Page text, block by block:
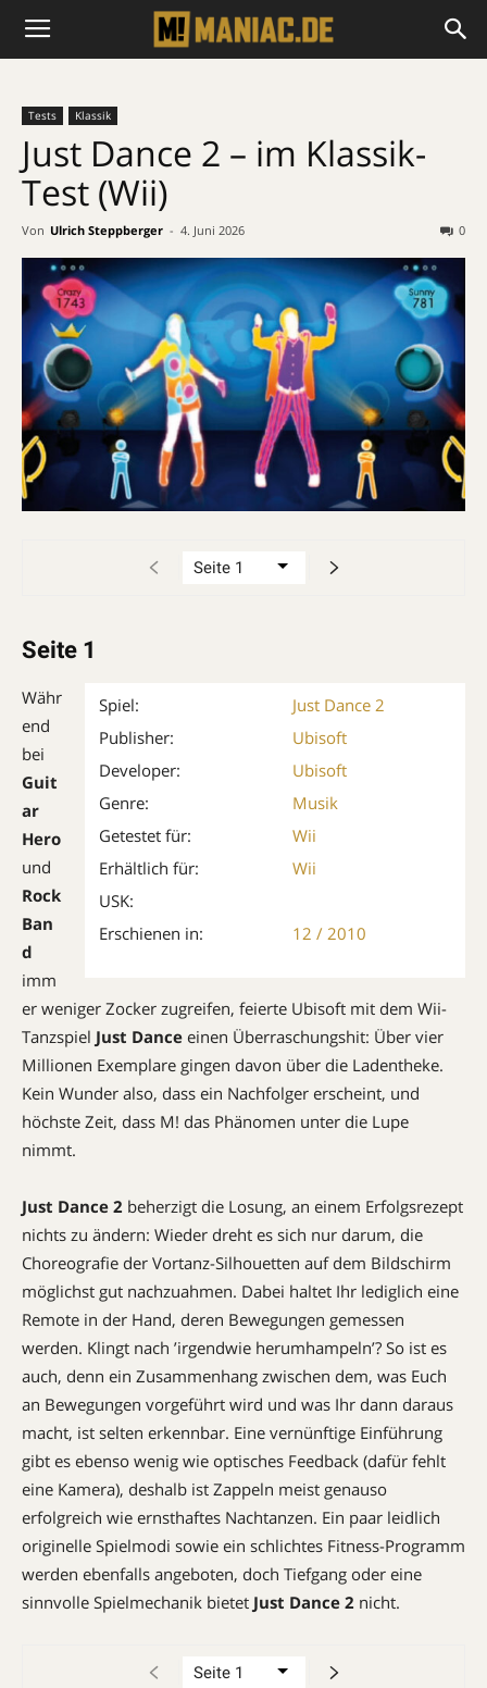
Tests Klassik
Just Dance 2 – im Klassik-
Test (Wii)
Von Ulrich Steppberger - 4. Juni 2026 0
Seite 1
Spiel:
Just Dance 2
Publisher:
Ubisoft
Developer:
Ubisoft
Genre:
Musik
Getestet für:
Wii
Erhältlich für:
Wii
USK:
Erschienen in:
12 / 2010
Währ
end
bei
Guit
ar
Hero
und
Rock
Ban
d
imm
er weniger Zocker zugreifen, feierte Ubisoft mit dem Wii-
Tanzspiel Just Dance einen Überraschungshit: Über vier
Millionen Exemplare gingen davon über die Ladentheke.
Kein Wunder also, dass ein Nachfolger erscheint, und
höchste Zeit, dass M! das Phänomen unter die Lupe
nimmt.
Just Dance 2 beherzigt die Losung, an einem Erfolgsrezept
nichts zu ändern: Wieder dreht es sich nur darum, die
Choreografie der Vortanz-Silhouetten auf dem Bildschirm
möglichst gut nachzuahmen. Dabei haltet Ihr lediglich eine
Remote in der Hand, deren Bewegungen gemessen
werden. Klingt nach ’irgendwie herumhampeln’? So ist es
auch, denn ein Zusammenhang zwischen dem, was Euch
an Bewegungen vorgeführt wird und was Ihr dann daraus
macht, ist selten erkennbar. Eine vernünftige Einführung
gibt es ebenso wenig wie optisches Feedback (dafür fehlt
eine Kamera), deshalb ist Zappeln meist genauso
erfolgreich wie ernsthaftes Nachtanzen. Ein paar leidlich
originelle Spielmodi sowie ein schlichtes Fitness-Programm
werden ebenfalls angeboten, doch Tiefgang oder eine
sinnvolle Spielmechanik bietet Just Dance 2 nicht.